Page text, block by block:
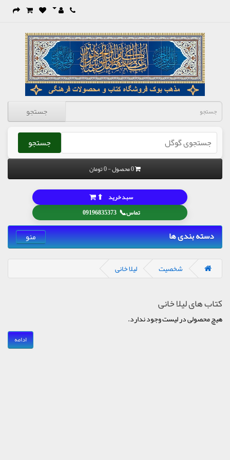
جستجو
جستجو
0 محصول - 0 تومان
تماس📞
09196835373
سبد خرید ⬆
دسته بندی ها منو
شخصیت لیلا خانی
کتاب های لیلا خانی
هیچ محصولی در لیست وجود ندارد.
ادامه